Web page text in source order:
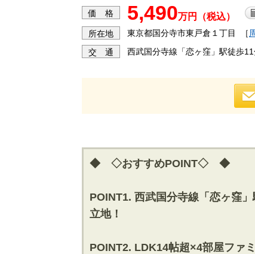
価 格 5,490万円（税込）
所在地 東京都国分寺市東戸倉１丁目 ［
交 通 西武国分寺線「恋ヶ窪」駅徒歩
◆ ◇おすすめPOINT◇ ◆
POINT1. 西武国分寺線「恋ヶ窪
立地！
POINT2. LDK14帖超×4部屋ファ